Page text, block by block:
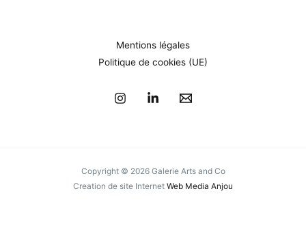
Mentions légales
Politique de cookies (UE)
Copyright © 2026 Galerie Arts and Co
Creation de site Internet Web Media Anjou